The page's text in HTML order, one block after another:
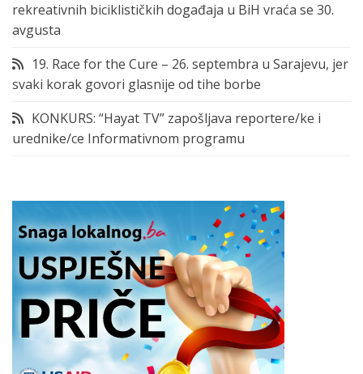
rekreativnih biciklističkih događaja u BiH vraća se 30.
avgusta
19. Race for the Cure – 26. septembra u Sarajevu, jer
svaki korak govori glasnije od tihe borbe
KONKURS: “Hayat TV” zapošljava reportere/ke i
urednike/ce Informativnom programu